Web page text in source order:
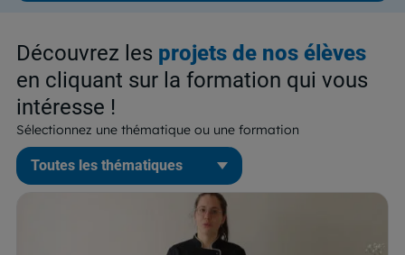
Découvrez les projets de nos élèves
en cliquant sur la formation qui vous
intéresse !
Sélectionnez une thématique ou une formation